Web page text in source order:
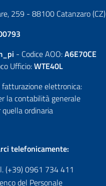
259 - 88100 Catanzaro (CZ)
- Codice AOO:A6E70CE
Ufficio:WTE40L
fatturazione elettronica:
la contabilità generale
quella ordinaria
telefonicamente:
(+39) 0961 734 411
del Personale